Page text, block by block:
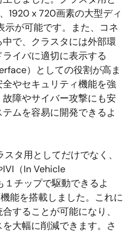
1920 x 720画素の大型ディ
示が可能です。また、コネ
で、クラスタには外部環
イバに適切に表示する
）としての役割が高ま
やセキュリティ機能を強
障やサイバー攻撃にも安
ムを容易に開発できるよ
タ用としてだけでなく、
（In Vehicle
チップで駆動できるよ
能を搭載しました。これに
することが可能になり、
大幅に削減できます。さ